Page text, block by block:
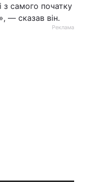
з самого початку
— сказав він.
Реклама